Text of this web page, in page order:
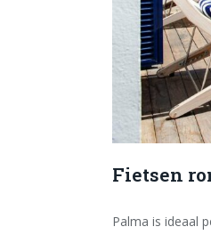
Fietsen
Palma is ideaal